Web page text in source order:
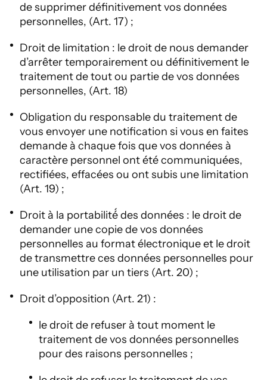
de supprimer définitivement vos données
personnelles, (Art. 17) ;
Droit de limitation : le droit de nous demander
d’arrêter temporairement ou définitivement le
traitement de tout ou partie de vos données
personnelles, (Art. 18)
Obligation du responsable du traitement de
vous envoyer une notification si vous en faites
demande à chaque fois que vos données à
caractère personnel ont été communiquées,
rectifiées, effacées ou ont subis une limitation
(Art. 19) ;
Droit à la portabilité́ des données : le droit de
demander une copie de vos données
personnelles au format électronique et le droit
de transmettre ces données personnelles pour
une utilisation par un tiers (Art. 20) ;
Droit d’opposition (Art. 21) :
le droit de refuser à tout moment le
traitement de vos données personnelles
pour des raisons personnelles ;